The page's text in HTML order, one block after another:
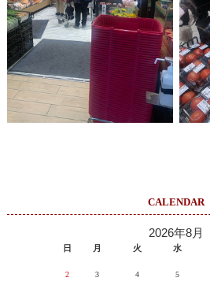
CALENDAR
2026年8月
日 月 火 水
2
3 4 5